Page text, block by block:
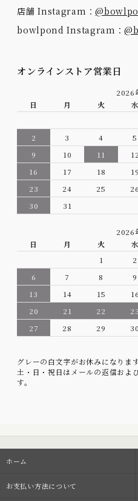
店舗 Instagram：
bowlpond Instagram：
オンラインストア営業日
2026
日
月 火 水
2
3 4 5
9
10 11 12
16
17 18 19
23
24 25 26
30
31
2026
日
月 火 水
1
2
6
7 8 9
13
14 15 16
20
21 22 23
27
28 29 30
グレーの白文字がお休みになります
土・日・祝日はメールの返信およ
す。
ホーム
お支払い方法について